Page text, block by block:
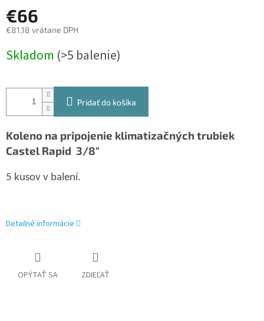
€66
€81,18 vrátane DPH
cena:
Skladom (>5 balenie)
Pridať do košíka
Koleno na pripojenie klimatizačných trubiek
Castel Rapid 3/8"
5 kusov v balení.
Detailné informácie
OPÝTAŤ SA ZDIEĽAŤ